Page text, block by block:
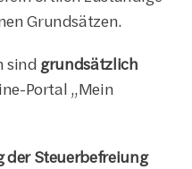
Grundsätzen.
sind grundsätzlich
Portal „Mein
Steuerbefreiung